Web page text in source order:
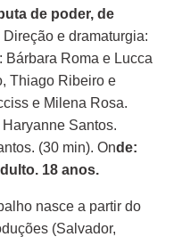
de poder, de
Direção e dramaturgia:
Bárbara Roma e Lucca
Thiago Ribeiro e
e Milena Rosa.
Haryanne Santos.
(30 min). Onde:
18 anos.
nasce a partir do
(Salvador,